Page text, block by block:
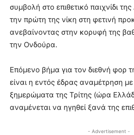
συμβολή στο επιθετικό παιχνίδι
την πρώτη της νίκη στη φετινή
ανεβαίνοντας στην κορυφή της
την Ονδούρα.
Επόμενο βήμα για τον διεθνή φορ
είναι η εντός έδρας αναμέτρηση
ξημερώματα της Τρίτης (ώρα
αναμένεται να ηγηθεί ξανά της
- Advertisement -